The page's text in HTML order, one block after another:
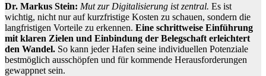
Dr. Markus Stein: Mut zur Digitalisierung ist zentral. Es ist
wichtig, nicht nur auf kurzfristige Kosten zu schauen, sondern die
langfristigen Vorteile zu erkennen. Eine schrittweise Einführung
mit klaren Zielen und Einbindung der Belegschaft erleichtert
den Wandel. So kann jeder Hafen seine individuellen Potenziale
bestmöglich ausschöpfen und für kommende Herausforderungen
gewappnet sein.